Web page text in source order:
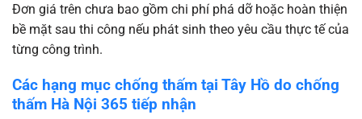
Đơn giá trên chưa bao gồm chi phí phá dỡ hoặc hoàn thiện
bề mặt sau thi công nếu phát sinh theo yêu cầu thực tế của
từng công trình.
Các hạng mục chống thấm tại Tây Hồ do chống
thấm Hà Nội 365 tiếp nhận